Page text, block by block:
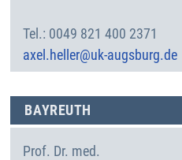
0049 821 400 2371
axel.heller@uk-augsburg.de
BAYREUTH
Prof. Dr. med.